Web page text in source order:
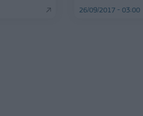
26/09/2017 - 03:00